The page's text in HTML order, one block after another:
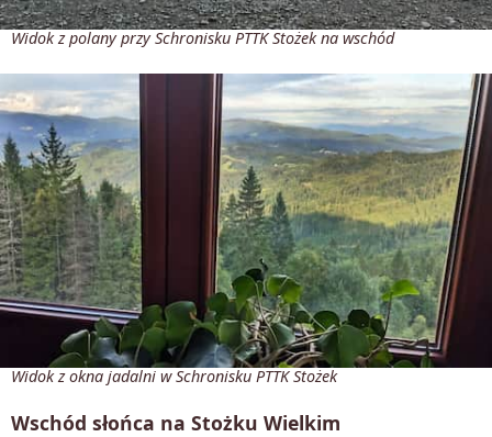
Widok z polany przy Schronisku PTTK Stożek na wschód
Widok z okna jadalni w Schronisku PTTK Stożek
Wschód słońca na Stożku Wielkim